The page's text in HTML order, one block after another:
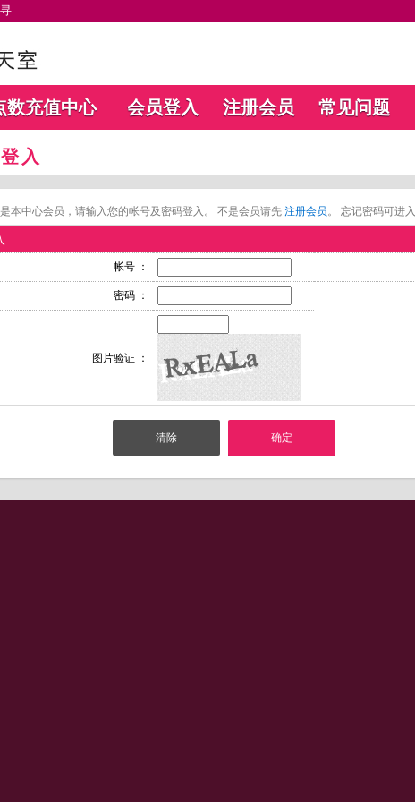
数充值中心 会员登入 注册会员 常见问题
入
本中心会员，请输入您的帐号及密码登入。 不是会员请先 注册会员。 忘记密码可进入
帐号 ：
密码 ：
图片验证 ：